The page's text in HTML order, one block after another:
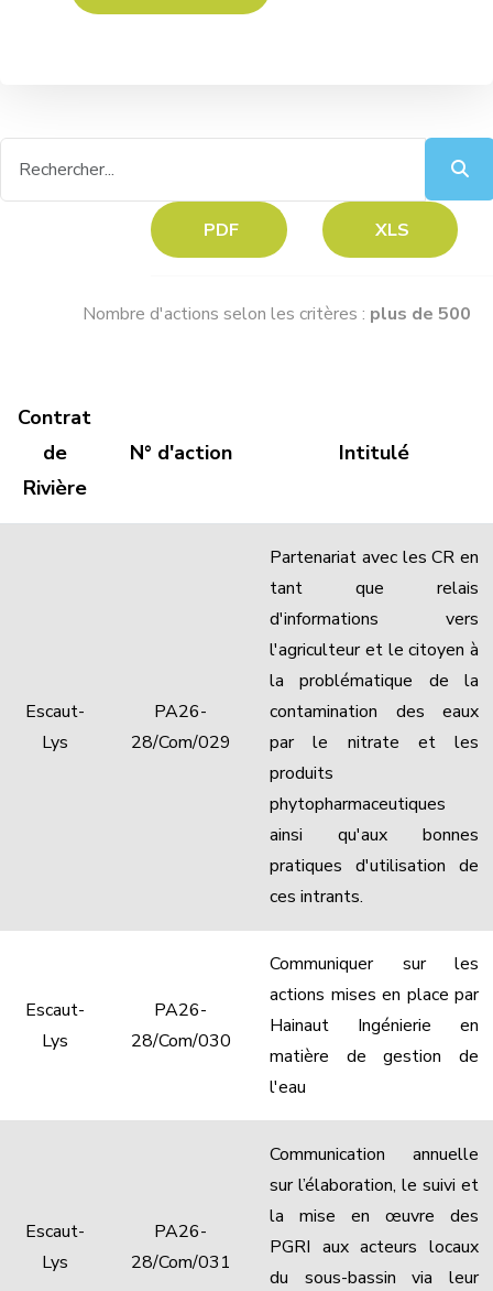
PDF XLS
Nombre d'actions selon les critères : plus de 500
Contrat
de
Rivière
N° d'action Intitulé
Escaut-
Lys
PA26-
28/Com/029
Partenariat avec les CR en
tant que relais
d'informations vers
l'agriculteur et le citoyen à
la problématique de la
contamination des eaux
par le nitrate et les
produits
phytopharmaceutiques
ainsi qu'aux bonnes
pratiques d'utilisation de
ces intrants.
Escaut-
Lys
PA26-
28/Com/030
Communiquer sur les
actions mises en place par
Hainaut Ingénierie en
matière de gestion de
l'eau
Escaut-
Lys
PA26-
28/Com/031
Communication annuelle
sur l’élaboration, le suivi et
la mise en œuvre des
PGRI aux acteurs locaux
du sous-bassin via leur